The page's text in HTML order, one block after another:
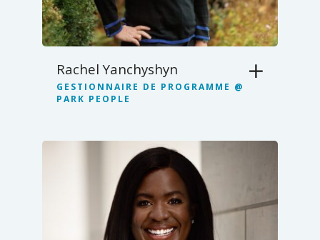
Rachel Yanchyshyn
GESTIONNAIRE DE PROGRAMME @
PARK PEOPLE